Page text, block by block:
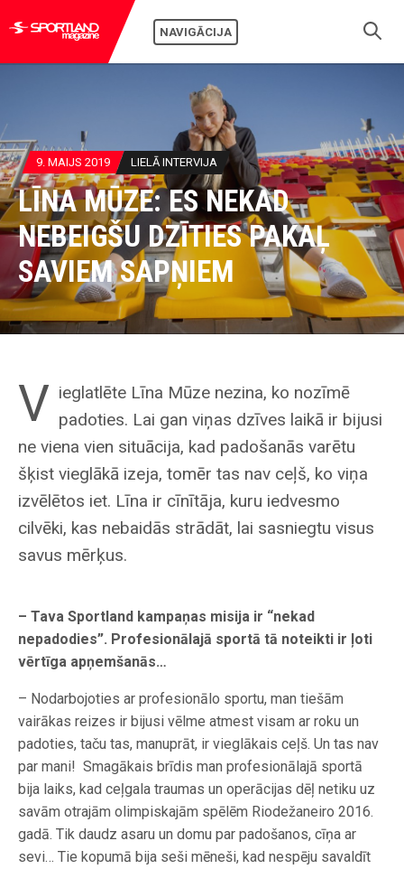
NAVIGĀCIJA
9. MAIJS 2019 LIELĀ INTERVIJA
LĪNA MŪZE: ES NEKAD
NEBEIGŠU DZĪTIES PAKAĻ
SAVIEM SAPŅIEM
V ieglatlēte Līna Mūze nezina, ko nozīmē
padoties. Lai gan viņas dzīves laikā ir bijusi
ne viena vien situācija, kad padošanās varētu
šķist vieglākā izeja, tomēr tas nav ceļš, ko viņa
izvēlētos iet. Līna ir cīnītāja, kuru iedvesmo
cilvēki, kas nebaidās strādāt, lai sasniegtu visus
savus mērķus.
– Tava Sportland kampaņas misija ir “nekad
nepadodies”. Profesionālajā sportā tā noteikti ir ļoti
vērtīga apņemšanās…
– Nodarbojoties ar profesionālo sportu, man tiešām
vairākas reizes ir bijusi vēlme atmest visam ar roku un
padoties, taču tas, manuprāt, ir vieglākais ceļš. Un tas nav
par mani! Smagākais brīdis man profesionālajā sportā
bija laiks, kad ceļgala traumas un operācijas dēļ netiku uz
savām otrajām olimpiskajām spēlēm Riodežaneiro 2016.
gadā. Tik daudz asaru un domu par padošanos, cīņa ar
sevi… Tie kopumā bija seši mēneši, kad nespēju savaldīt